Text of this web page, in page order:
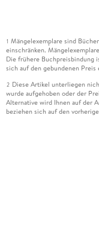
1 Mängelexemplare sind
einschränken.
Die frühere Buchpreisbindung
sich auf den gebundenen Preis
2 Diese Artikel unterliegen
wurde aufgehoben oder der
Alternative wird Ihnen auf der
beziehen sich auf den